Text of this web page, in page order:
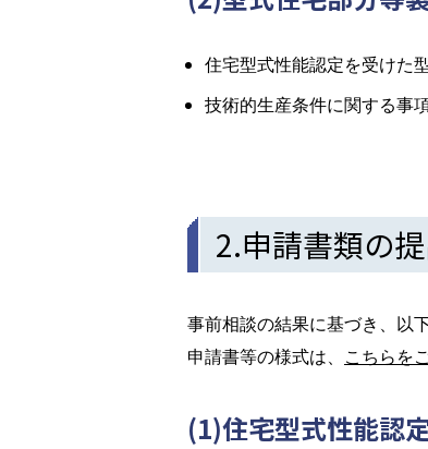
住宅型式性能認定を受けた
技術的生産条件に関する事
2.申請書類の
事前相談の結果に基づき、以
申請書等の様式は、 こちらを
(1)住宅型式性能認